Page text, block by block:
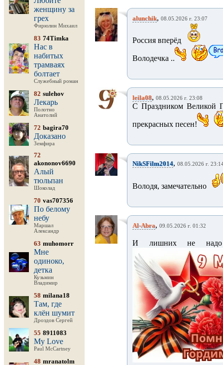
женщину за
грех
Фирюлин Михаил
83 74Timka
Нас в
набитых
трамваях
болтает
Служебный роман
82 sulehov
Лекарь
Полотно
Анатолий
72 bagira70
Доказано
Земфира
72
akononov6690
Алый
тюльпан
Шоколад
70 vas707356
По белому
небу
Маршал
Александр
63 muhomorr
Мне
одиноко,
детка
Кузьмин
Владимир
58 milana18
Там, где
клён шумит
Дроздов Сергей
55 8911083
My Love
Paul McCartney
48 mranatolm
alunchik, 08.05.2026 г. 23:07
Россия вперёд
Володечка ..
leila08, 08.05.2026 г. 23:08
С Праздником Великой
прекрасных песен!
NikSFilm2014, 08.05.2026 г.
Володя, замечательно
Al-Abra, 09.05.2026 г. 01:32
И лишних не надо